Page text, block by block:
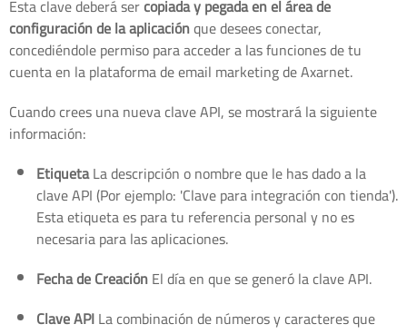
Esta clave deberá sercopiada y pegada en el área de
configuración de la aplicaciónque desees conectar,
concediéndole permiso para acceder a las funciones de tu
cuenta en la plataforma de email marketing de Axarnet.
Cuando crees una nueva clave API, se mostrará la siguiente
información:
EtiquetaLa descripción o nombre que le has dado a la
clave API (Por ejemplo: 'Clave para integración con tienda').
Esta etiqueta es para tu referencia personal y no es
necesaria para las aplicaciones.
Fecha de CreaciónEl día en que se generó la clave API.
Clave APILa combinación de números y caracteres que